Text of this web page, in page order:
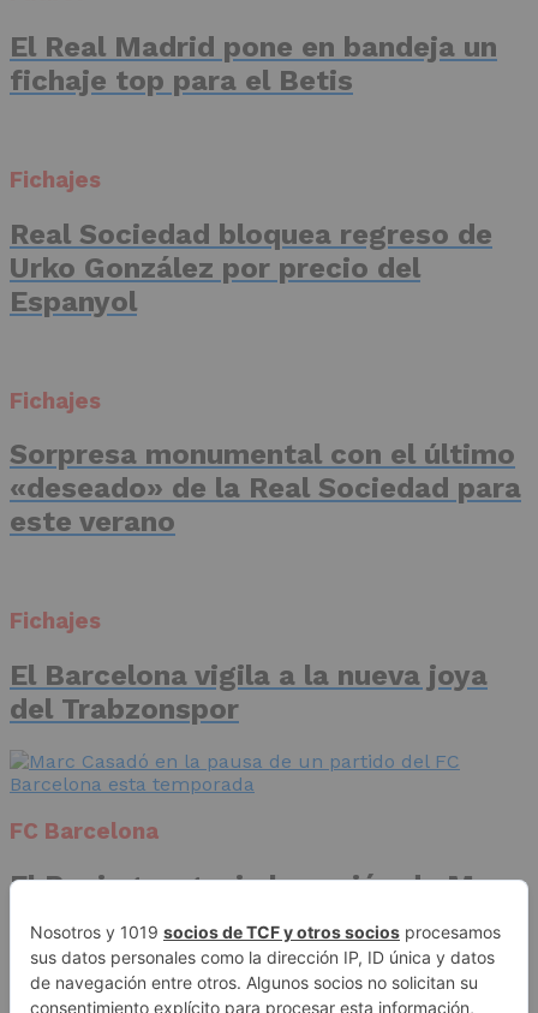
El Real Madrid pone en bandeja un
fichaje top para el Betis
Fichajes
Real Sociedad bloquea regreso de
Urko González por precio del
Espanyol
Fichajes
Sorpresa monumental con el último
«deseado» de la Real Sociedad para
este verano
Fichajes
El Barcelona vigila a la nueva joya
del Trabzonspor
FC Barcelona
El Racing negocia la cesión de Marc
Casadó en su vuelta a Primera
División
Publicidad